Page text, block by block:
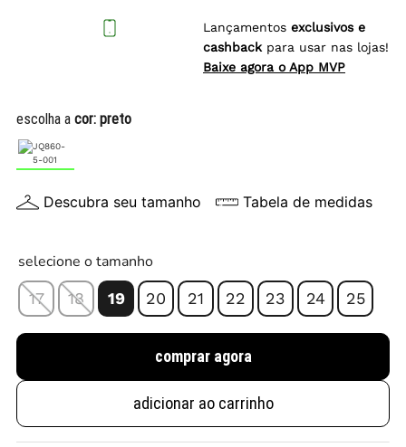
Lançamentos exclusivos e
cashback para usar nas lojas!
Baixe agora o App MVP
escolha a cor: preto
Descubra seu tamanho Tabela de medidas
selecione o tamanho
17 18 19 20 21 22 23 24 25
comprar agora
adicionar ao carrinho